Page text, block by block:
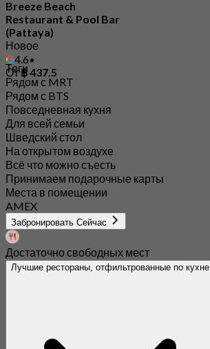
Breeze Beach
Restaurant & Pool Bar
(Pattaya)
Новое
4.6
От฿ 437.5
Теги
Рядом с MRT
Рядом с BTS
Повседневная кухня
Для всей семьи
Шведский стол
На открытом воздухе
Всё что можно съесть
Принимаем подарочные карты
Места в помещении
AMEX
Забронировать Сейчас
Достаточно свободных мест
Лучшие рестораны, отфильтрованные по кухне